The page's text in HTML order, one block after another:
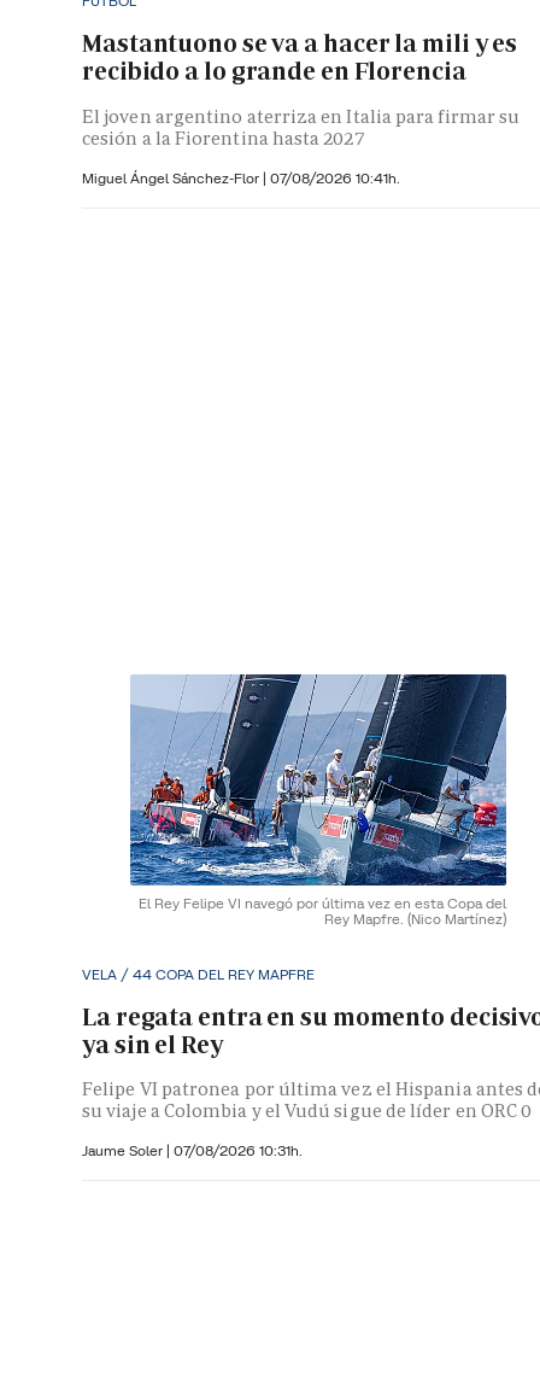
Mastantuono se va a hacer la mili y es
recibido a lo grande en Florencia
El joven argentino aterriza en Italia para firmar su
cesión a la Fiorentina hasta 2027
Miguel Ángel Sánchez-Flor | 07/08/2026 10:41h.
El Rey Felipe VI navegó por última vez en esta Copa del
Rey Mapfre. (Nico Martínez)
VELA / 44 COPA DEL REY MAPFRE
La regata entra en su momento
ya sin el Rey
Felipe VI patronea por última vez el Hispania antes
su viaje a Colombia y el Vudú sigue de líder en ORC 0
Jaume Soler | 07/08/2026 10:31h.